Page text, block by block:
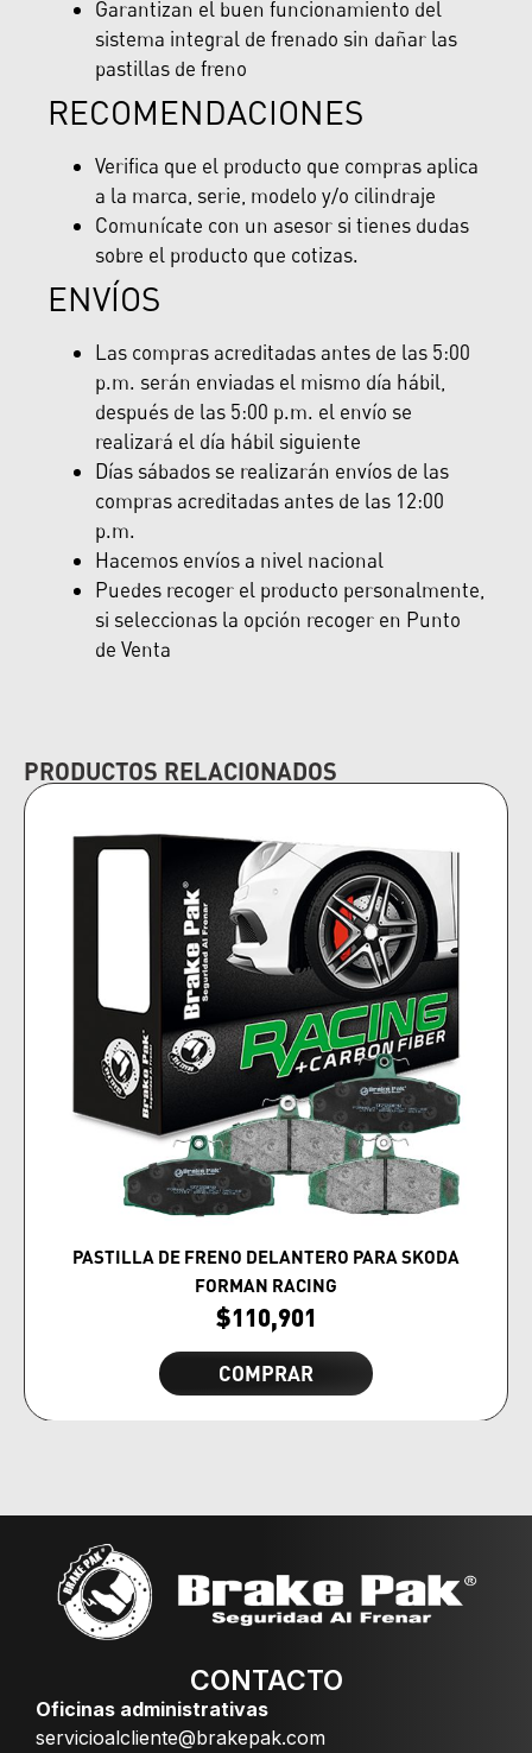
Garantizan el buen funcionamiento del
sistema integral de frenado sin dañar las
pastillas de freno
RECOMENDACIONES
Verifica que el producto que compras aplica
a la marca, serie, modelo y/o cilindraje
Comunícate con un asesor si tienes dudas
sobre el producto que cotizas.
ENVÍOS
Las compras acreditadas antes de las 5:00
p.m. serán enviadas el mismo día hábil,
después de las 5:00 p.m. el envío se
realizará el día hábil siguiente
Días sábados se realizarán envíos de las
compras acreditadas antes de las 12:00
p.m.
Hacemos envíos a nivel nacional
Puedes recoger el producto personalmente,
si seleccionas la opción recoger en Punto
de Venta
PRODUCTOS RELACIONADOS
PASTILLA DE FRENO DELANTERO PARA SKODA
FORMAN RACING
$110,901
COMPRAR
CONTACTO
Oficinas administrativas
servicioalcliente@brakepak.com